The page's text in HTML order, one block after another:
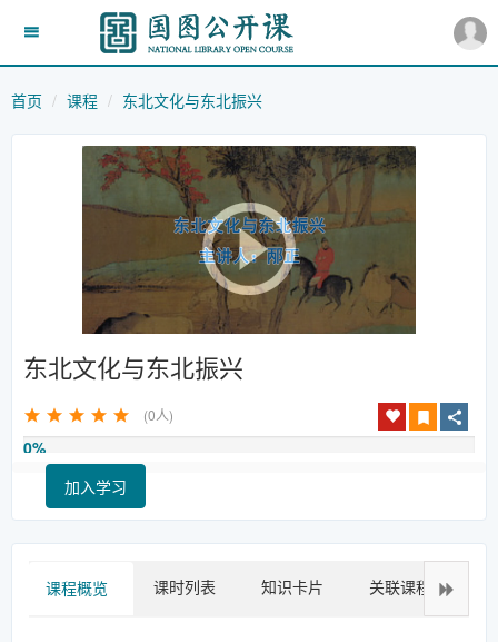
首页 课程 东北文化与东北振兴
东北文化与东北振兴
(0人)
0%
加入学习
课程概览 课时列表 知识卡片 关联课程